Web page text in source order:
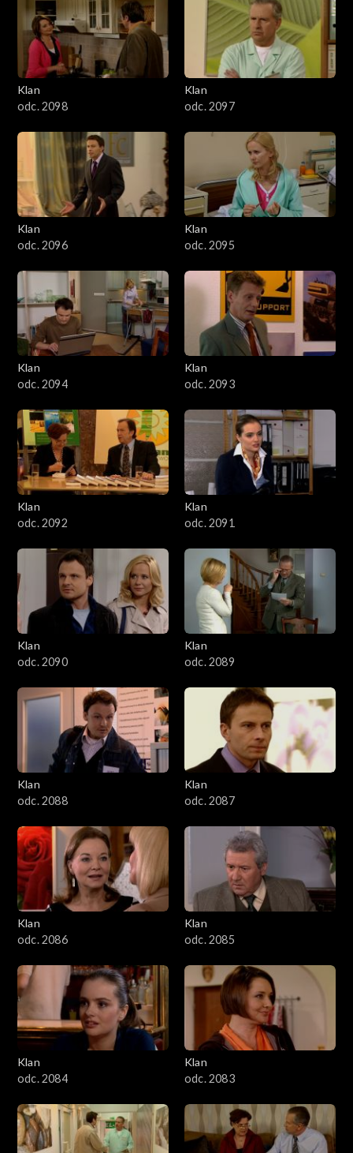
4201–4300
4101–4200
3901–4000
3801–3900
3701–3800
3601–3700
3501–3600
3401–3500
3201–3300
3101–3200
3001–3100
2901–3000
2801–2900
2701–2800
2501–2600
2401–2500
2301–2400
2201–2300
2101–2200
2001–2100
1901–2000
1801–1900
1701–1800
1601–1700
1501–1600
1401–1500
Klan
odc. 2098
Klan
odc. 2097
Klan
odc. 2096
Klan
odc. 2095
Klan
odc. 2094
Klan
odc. 2093
Klan
odc. 2092
Klan
odc. 2091
Klan
odc. 2090
Klan
odc. 2089
Klan
odc. 2088
Klan
odc. 2087
Klan
odc. 2086
Klan
odc. 2085
Klan
odc. 2084
Klan
odc. 2083